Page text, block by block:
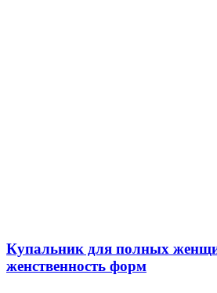
Купальник для полных
женственность форм